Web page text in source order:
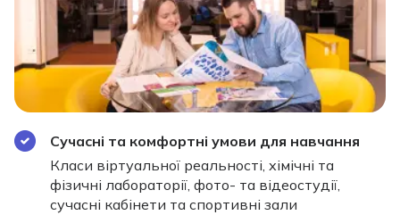
Сучасні та комфортні умови для навчання
Класи віртуальної реальності, хімічні та
фізичні лабораторії, фото- та відеостудії,
сучасні кабінети та спортивні зали